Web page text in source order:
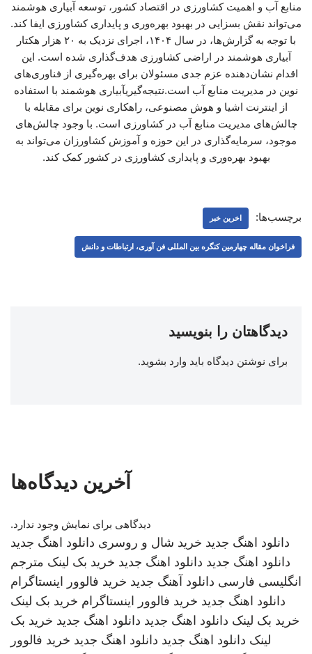
منابع آب و اهمیت کشاورزی در اقتصاد کشور، توسعه آبیاری هوشمند
می‌تواند نقش بسزایی در بهبود بهره‌وری و پایداری کشاورزی ایفا کند.
با توجه به گزارش‌ها، در سال ۱۴۰۴، اجرای نزدیک به ۲۰ هزار هکتار
آبیاری هوشمند در اراضی کشاورزی هدف‌گذاری شده است. این
اقدام نشان‌دهنده عزم جدی مسئولان برای بهره‌گیری از فناوری‌های
نوین در مدیریت منابع آب است.نتیجه‌گیریآبیاری هوشمند با استفاده
از اینترنت اشیا و هوش مصنوعی، راهکاری نوین برای مقابله با
چالش‌های مدیریت منابع آب در کشاورزی است. با وجود چالش‌های
موجود، سرمایه‌گذاری در این حوزه و آموزش کشاورزان می‌تواند به
بهبود بهره‌وری و پایداری کشاورزی در کشور کمک کند.
برچسب‌ها: اخرین خبر
فراخوان مقاله چهارمین کنگره بین المللی فن آوری، ارتباطات و دانش
دیدگاهتان را بنویسید
برای نوشتن دیدگاه باید وارد بشوید.
آخرین دیدگاه‌ها
دیدگاهی برای نمایش وجود ندارد.
دانلود اهنگ جدید خرید شال و روسری دانلود اهنگ جدید
دانلود اهنگ جدید دانلود اهنگ جدید خرید بک لینک مترجم
انگلیسی فارسی دانلود آهنگ جدید خرید فالوور اینستاگرام
دانلود اهنگ جدید خرید فالوور اینستاگرام خرید بک لینک
خرید بک لینک دانلود اهنگ جدید دانلود اهنگ جدید خرید بک
لینک دانلود اهنگ جدید دانلود اهنگ جدید خرید فالوور